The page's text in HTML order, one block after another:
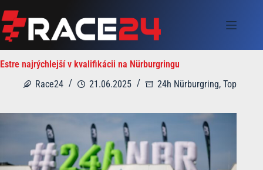
to
content
Estre najrýchlejší v kvalifikácii na Nürburgringu
Race24
21.06.2025 24h Nürburgring, Top